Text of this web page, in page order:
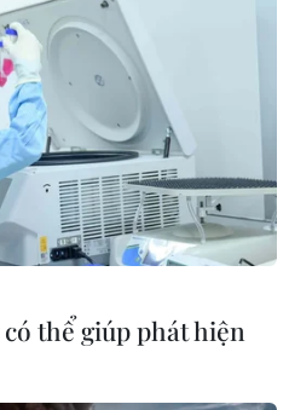
quản lý hồ sơ
triển khai thí điểm quản
dân tại 10 xã, phường thuộc
Đình, Nam Từ Liêm, Gia
thể giúp phát hiện